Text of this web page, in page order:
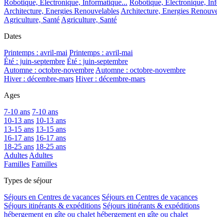
Robotique, Electronique, Informatique... Robotique, Electronique,
Architecture, Energies Renouvelables Architecture, Energies
Agriculture, Santé Agriculture, Santé
Dates
Printemps : avril-mai Printemps : avril-mai
Été : juin-septembre Été : juin-septembre
Automne : octobre-novembre Automne : octobre-novembre
Hiver : décembre-mars Hiver : décembre-mars
Ages
7-10 ans 7-10 ans
10-13 ans 10-13 ans
13-15 ans 13-15 ans
16-17 ans 16-17 ans
18-25 ans 18-25 ans
Adultes Adultes
Familles Familles
Types de séjour
Séjours en Centres de vacances Séjours en Centres de vacances
Séjours itinérants & expéditions Séjours itinérants & expéditions
hébergement en gîte ou chalet hébergement en gîte ou chalet